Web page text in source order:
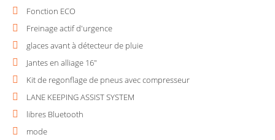
Fonction ECO
Freinage actif d'urgence
glaces avant à détecteur de pluie
Jantes en alliage 16"
Kit de regonflage de pneus avec compresseur
LANE KEEPING ASSIST SYSTEM
libres Bluetooth
mode